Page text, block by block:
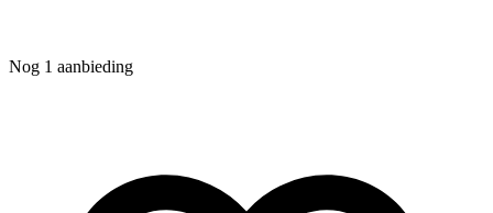
Nog 1 aanbieding